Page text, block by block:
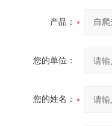
产品：
您的单位：
您的姓名：